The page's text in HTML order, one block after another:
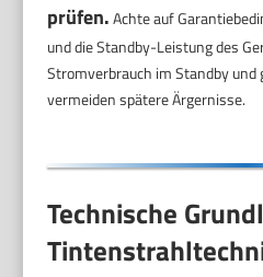
prüfen.Achte auf
und die Standby-Leistung des
Stromverbrauch im Standby und
vermeiden spätere Ärgernisse.
Technische